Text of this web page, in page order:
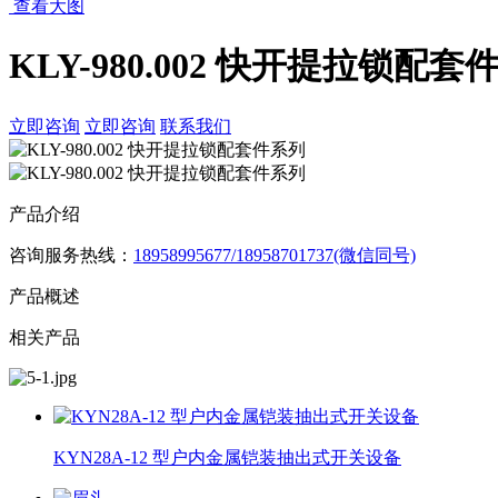
查看大图
KLY-980.002 快开提拉锁配套
立即咨询 立即咨询 联系我们
产品介绍
咨询服务热线： 18958995677/18958701737(微信同号)
产品概述
相关产品
KYN28A-12 型户内金属铠装抽出式开关设备